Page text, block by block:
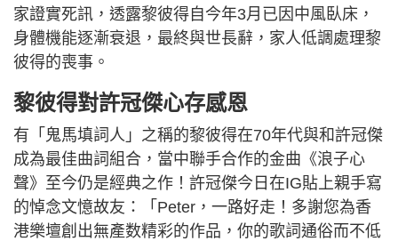
家證實死訊，透露黎彼得自今年3月已因中風臥床，
身體機能逐漸衰退，最終與世長辭，家人低調處理黎
彼得的喪事。
黎彼得對許冠傑心存感恩
有「鬼馬填詞人」之稱的黎彼得在70年代與和許冠傑
成為最佳曲詞組合，當中聯手合作的金曲《浪子心
聲》至今仍是經典之作！許冠傑今日在IG貼上親手寫
的悼念文憶故友：「Peter，一路好走！多謝您為香
港樂壇創出無產数精彩的作品，你的歌詞通俗而不低